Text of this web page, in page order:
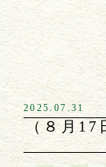
2025.07.31
（８月17